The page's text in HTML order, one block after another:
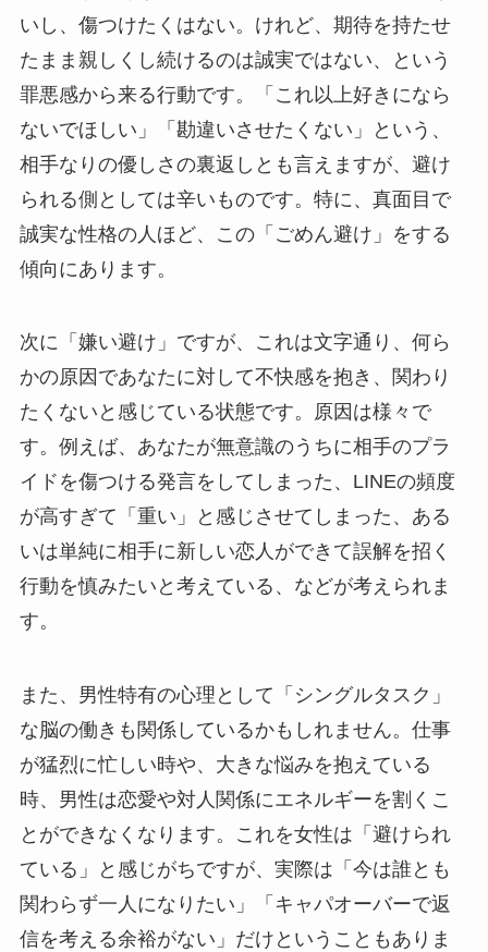
いし、傷つけたくはない。けれど、期待を持たせ
たまま親しくし続けるのは誠実ではない、という
罪悪感から来る行動です。「これ以上好きになら
ないでほしい」「勘違いさせたくない」という、
相手なりの優しさの裏返しとも言えますが、避け
られる側としては辛いものです。特に、真面目で
誠実な性格の人ほど、この「ごめん避け」をする
傾向にあります。
次に「嫌い避け」ですが、これは文字通り、何ら
かの原因であなたに対して不快感を抱き、関わり
たくないと感じている状態です。原因は様々で
す。例えば、あなたが無意識のうちに相手のプラ
イドを傷つける発言をしてしまった、LINEの頻度
が高すぎて「重い」と感じさせてしまった、ある
いは単純に相手に新しい恋人ができて誤解を招く
行動を慎みたいと考えている、などが考えられま
す。
また、男性特有の心理として「シングルタスク」
な脳の働きも関係しているかもしれません。仕事
が猛烈に忙しい時や、大きな悩みを抱えている
時、男性は恋愛や対人関係にエネルギーを割くこ
とができなくなります。これを女性は「避けられ
ている」と感じがちですが、実際は「今は誰とも
関わらず一人になりたい」「キャパオーバーで返
信を考える余裕がない」だけということもありま